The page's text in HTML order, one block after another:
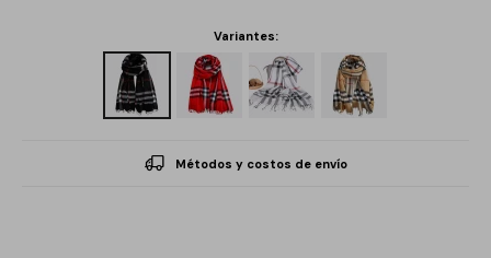
Variantes:
Métodos y costos de envío